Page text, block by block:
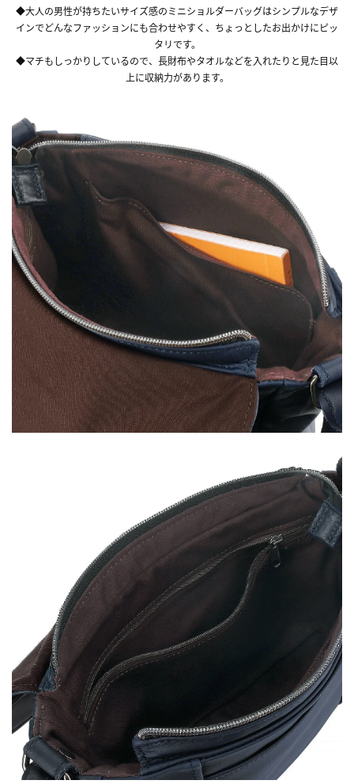
◆大人の男性が持ちたいサイズ感のミニショルダーバッグはシンプルなデザ
インでどんなファッションにも合わせやすく、ちょっとしたお出かけにピッ
タリです。
◆マチもしっかりしているので、長財布やタオルなどを入れたりと見た目以
上に収納力があります。